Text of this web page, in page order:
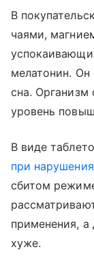
В
чаями,
мелатонин. Он
сна. Организм
уровень
В виде
при
сбитом
применения, а
хуже.